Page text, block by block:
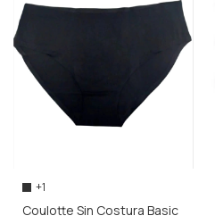
+1
Coulotte Sin Costura Basic